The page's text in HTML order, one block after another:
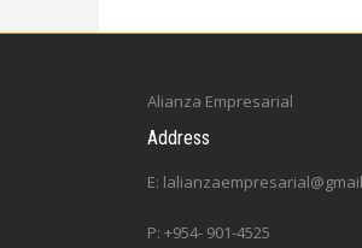
Alianza Empresarial
Address
E:
P: +954- 901-4525